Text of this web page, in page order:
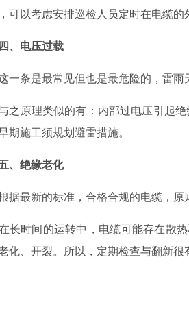
可以考虑安排巡检人员定时在电缆的
四、电压过载
条是最常见但也是最危险的，雷雨
原理类似的有：内部过电压引起绝
期施工须规划避雷措施。
、绝缘老化
最新的标准，合格合规的电缆，原
时间的运转中，电缆可能存在散热
化、开裂。所以，定期检查与翻新很